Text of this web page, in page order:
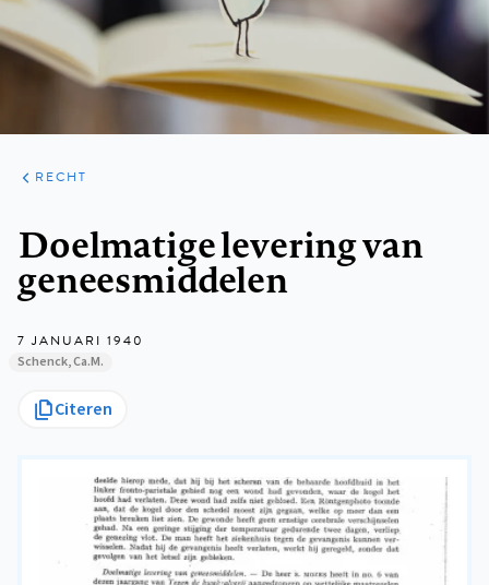
ARTIKELEN
PERSPECTIEF
RECHT
Doelmatige levering van
geneesmiddelen
7 JANUARI 1940
Schenck, Ca.M.
Citeren